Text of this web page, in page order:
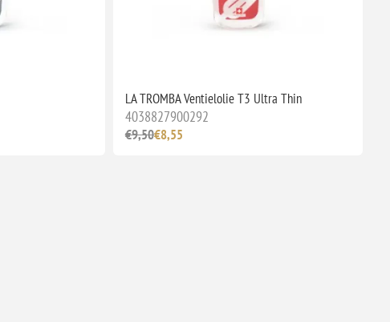
LA TROMBA Ventielolie T3 Ultra Thin
4038827900292
€9,50€8,55